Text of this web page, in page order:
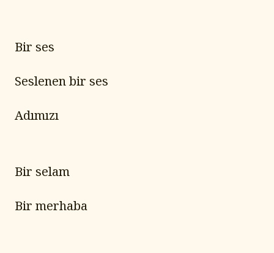
Bir ses
Seslenen bir ses
Adımızı
Bir selam
Bir merhaba